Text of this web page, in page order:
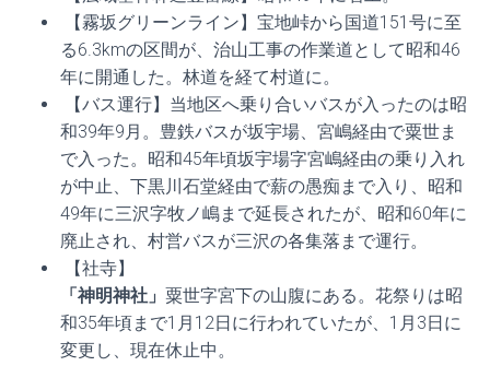
【霧坂グリーンライン】宝地峠から国道151号に至
る6.3kmの区間が、治山工事の作業道として昭和46
年に開通した。林道を経て村道に。
【バス運行】当地区へ乗り合いバスが入ったのは昭
和39年9月。豊鉄バスが坂宇場、宮嶋経由で粟世ま
で入った。昭和45年頃坂宇場字宮嶋経由の乗り入れ
が中止、下黒川石堂経由で薪の愚痴まで入り、昭和
49年に三沢字牧ノ嶋まで延長されたが、昭和60年に
廃止され、村営バスが三沢の各集落まで運行。
【社寺】
「神明神社」 粟世字宮下の山腹にある。花祭りは昭
和35年頃まで1月12日に行われていたが、1月3日に
変更し、現在休止中。